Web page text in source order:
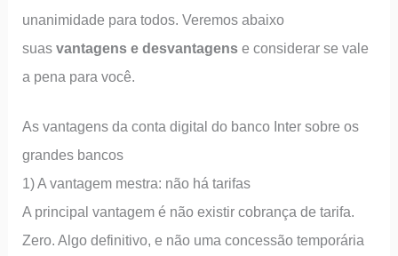
unanimidade para todos. Veremos abaixo
suasvantagens e desvantagens e considerar se vale
a pena para você.
As vantagens da conta digital do banco Inter sobre os
grandes bancos
1) A vantagem mestra: não há tarifas
A principal vantagem é não existir cobrança de tarifa.
Zero. Algo definitivo, e não uma concessão temporária